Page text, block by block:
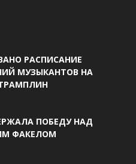
РАСПИСАНИЕ
МУЗЫКАНТОВ НА
ПОБЕДУ НАД
ФАКЕЛОМ